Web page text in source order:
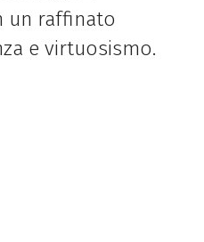
un raffinato
e virtuosismo.